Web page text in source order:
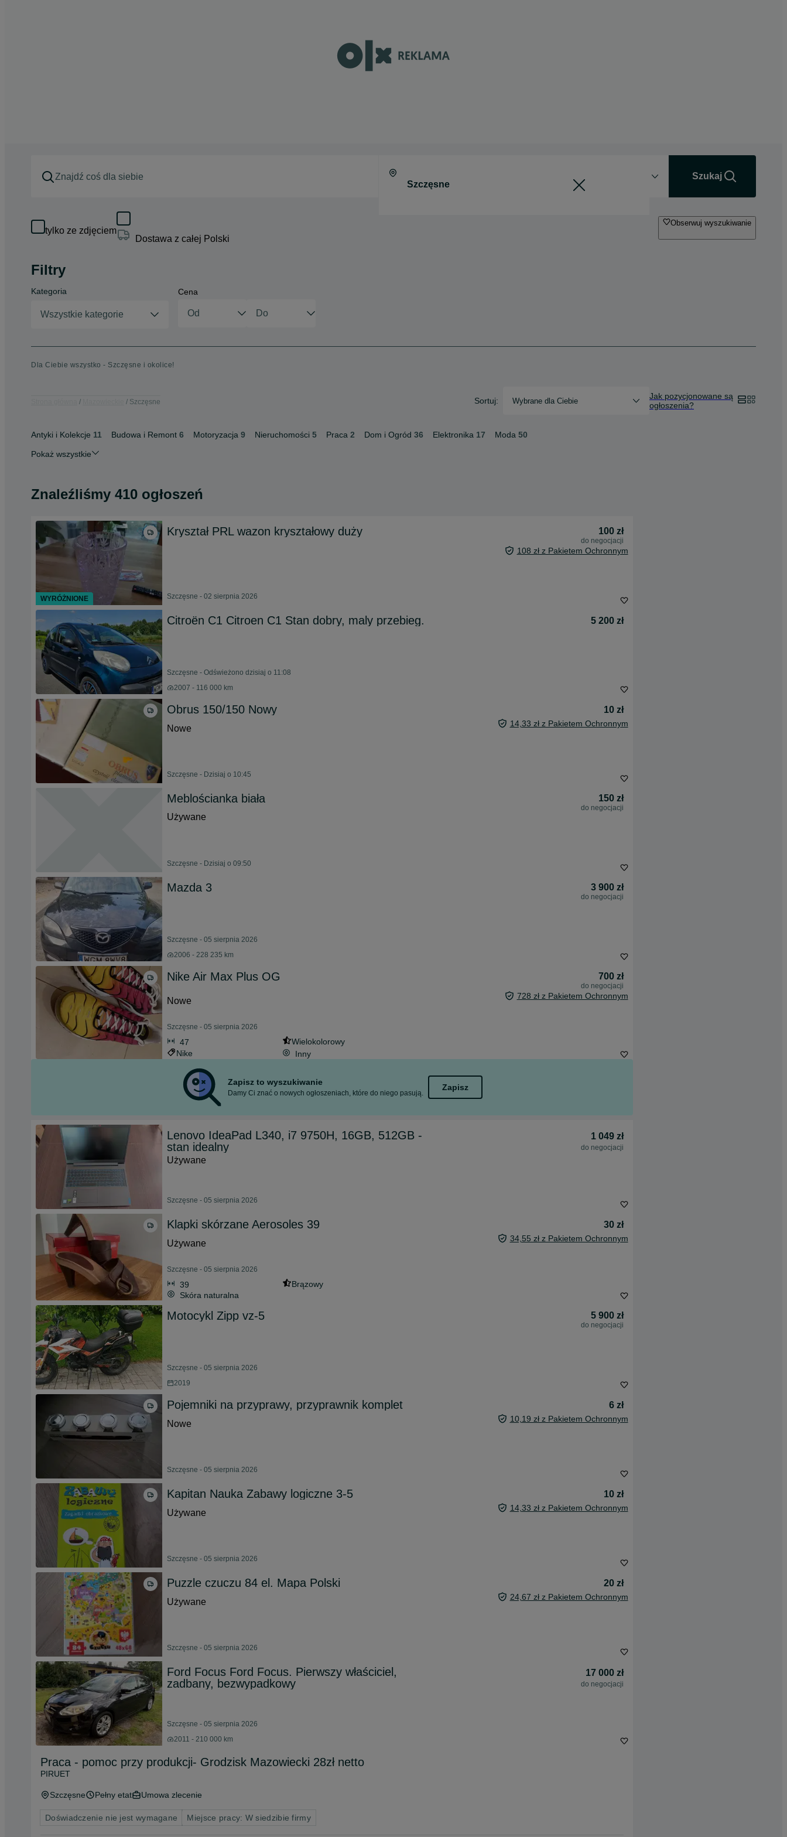
Szukaj
tylko ze zdjęciem
Dostawa z całej Polski
Obserwuj wyszukiwanie
Filtry
Kategoria
Wszystkie kategorie
Cena
Dla Ciebie wszystko - Szczęsne i okolice!
Szczęsne Sortuj: Wybrane dla Ciebie
Jak pozycjonowane są
ogłoszenia?
Antyki i Kolekcje 11 Budowa i Remont 6 Motoryzacja 9 Nieruchomości 5 Praca 2 Dom i Ogród 36 Elektronika 17 Moda 50
Pokaż wszystkie
Znaleźliśmy 410 ogłoszeń
Kryształ PRL wazon kryształowy duży 100 zł
do negocjacji
108 zł z Pakietem Ochronnym
Szczęsne - 02 sierpnia 2026
Citroën C1 Citroen C1 Stan dobry, maly przebieg. 5 200 zł
Szczęsne - Odświeżono dzisiaj o 11:08
2007 - 116 000 km
Obrus 150/150 Nowy
10 zł
Nowe
14,33 zł z Pakietem Ochronnym
Szczęsne - Dzisiaj o 10:45
Meblościanka biała 150 zł
do negocjacji
Używane
Szczęsne - Dzisiaj o 09:50
Mazda 3 3 900 zł
do negocjacji
Szczęsne - 05 sierpnia 2026
2006 - 228 235 km
Nike Air Max Plus OG 700 zł
do negocjacji
Nowe 728 zł z Pakietem Ochronnym
Szczęsne - 05 sierpnia 2026
47
Wielokolorowy
Nike
Inny
Zapisz to wyszukiwanie
Damy Ci znać o nowych ogłoszeniach, które do niego pasują.
Zapisz
Lenovo IdeaPad L340, i7 9750H, 16GB, 512GB -
stan idealny
1 049 zł
do negocjacji
Używane
Szczęsne - 05 sierpnia 2026
Klapki skórzane Aerosoles 39
30 zł
Używane
34,55 zł z Pakietem Ochronnym
Szczęsne - 05 sierpnia 2026
39
Brązowy
Skóra naturalna
Motocykl Zipp vz-5 5 900 zł
do negocjacji
Szczęsne - 05 sierpnia 2026
2019
Pojemniki na przyprawy, przyprawnik komplet
6 zł
Nowe
10,19 zł z Pakietem Ochronnym
Szczęsne - 05 sierpnia 2026
Kapitan Nauka Zabawy logiczne 3-5
10 zł
Używane
14,33 zł z Pakietem Ochronnym
Szczęsne - 05 sierpnia 2026
Puzzle czuczu 84 el. Mapa Polski
20 zł
Używane
24,67 zł z Pakietem Ochronnym
Szczęsne - 05 sierpnia 2026
Ford Focus Ford Focus. Pierwszy właściciel,
zadbany, bezwypadkowy
17 000 zł
do negocjacji
Szczęsne - 05 sierpnia 2026
2011 - 210 000 km
Praca - pomoc przy produkcji- Grodzisk Mazowiecki 28zł netto
PIRUET
Szczęsne Pełny etat Umowa zlecenie
Doświadczenie nie jest wymagane Miejsce pracy: W siedzibie firmy
WYRÓŻNIONE